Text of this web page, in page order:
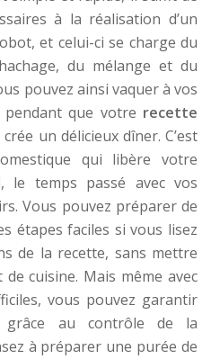
à la réalisation d’un
et celui-ci se charge du
du mélange et du
pouvez ainsi vaquer à vos
pendant que votre recette
crée un délicieux dîner. C’est
qui libère votre
le temps passé avec vos
Vous pouvez préparer de
étapes faciles si vous lisez
de la recette, sans mettre
cuisine. Mais même avec
vous pouvez garantir
grâce au contrôle de la
à préparer une purée de